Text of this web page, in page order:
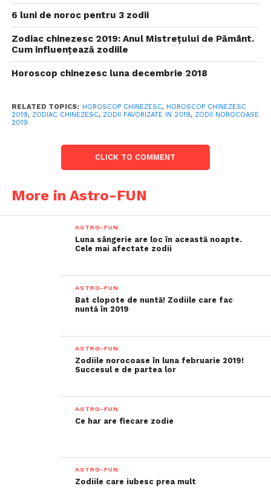
6 luni de noroc pentru 3 zodii
Zodiac chinezesc 2019: Anul Mistrețului de Pământ.
Cum influențează zodiile
Horoscop chinezesc luna decembrie 2018
RELATED TOPICS: HOROSCOP CHINEZESC, HOROSCOP CHINEZESC
2019, ZODIAC CHINEZESC, ZODII FAVORIZATE IN 2019, ZODII NOROCOASE
2019
CLICK TO COMMENT
More in Astro-FUN
ASTRO-FUN
Luna sângerie are loc în această noapte.
Cele mai afectate zodii
ASTRO-FUN
Bat clopote de nuntă! Zodiile care fac
nuntă în 2019
ASTRO-FUN
Zodiile norocoase în luna februarie 2019!
Succesul e de partea lor
ASTRO-FUN
Ce har are fiecare zodie
ASTRO-FUN
Zodiile care iubesc prea mult